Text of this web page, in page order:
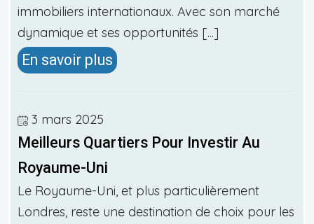
immobiliers internationaux. Avec son marché
dynamique et ses opportunités [...]
En savoir plus
3 mars 2025
Meilleurs Quartiers Pour Investir Au
Royaume-Uni
Le Royaume-Uni, et plus particulièrement
Londres, reste une destination de choix pour les